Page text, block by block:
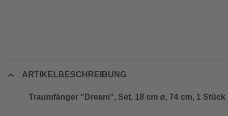
ARTIKELBESCHREIBUNG
Traumfänger "Dream", Set, 18 cm ø, 74 cm, 1 Stück